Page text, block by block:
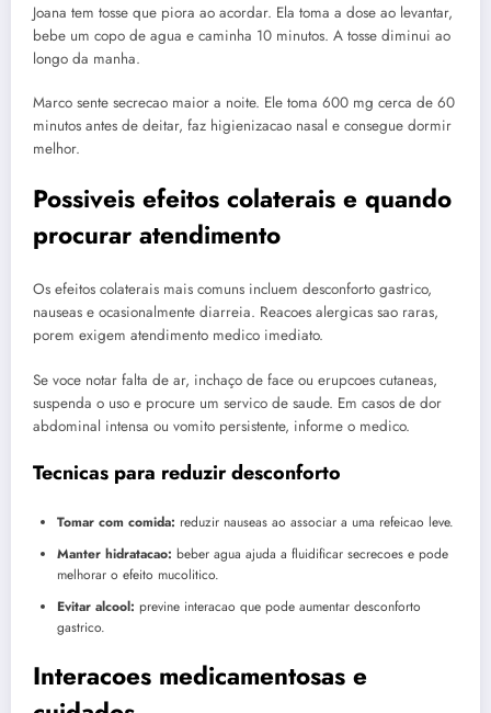
Joana tem tosse que piora ao acordar. Ela toma a dose ao levantar,
bebe um copo de agua e caminha 10 minutos. A tosse diminui ao
longo da manha.
Marco sente secrecao maior a noite. Ele toma 600 mg cerca de 60
minutos antes de deitar, faz higienizacao nasal e consegue dormir
melhor.
Possiveis efeitos colaterais e quando
procurar atendimento
Os efeitos colaterais mais comuns incluem desconforto gastrico,
nauseas e ocasionalmente diarreia. Reacoes alergicas sao raras,
porem exigem atendimento medico imediato.
Se voce notar falta de ar, inchaço de face ou erupcoes cutaneas,
suspenda o uso e procure um servico de saude. Em casos de dor
abdominal intensa ou vomito persistente, informe o medico.
Tecnicas para reduzir desconforto
Tomar com comida: reduzir nauseas ao associar a uma refeicao leve.
Manter hidratacao: beber agua ajuda a fluidificar secrecoes e pode
melhorar o efeito mucolitico.
Evitar alcool: previne interacao que pode aumentar desconforto
gastrico.
Interacoes medicamentosas e